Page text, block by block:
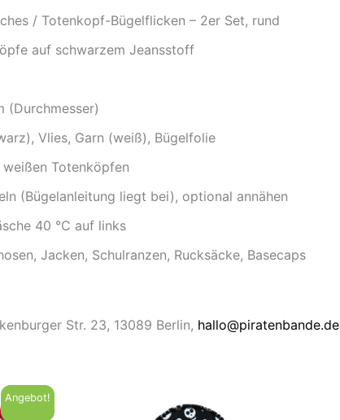
/ Totenkopf-Bügelflicken – 2er Set, rund
auf schwarzem Jeansstoff
(Durchmesser)
Vlies, Garn (weiß), Bügelfolie
Totenköpfen
(Bügelanleitung liegt bei), optional annähen
40 °C auf links
Jacken, Schulranzen, Rucksäcke, Basecaps
Str. 23, 13089 Berlin, hallo@piratenbande.de
Angebot!